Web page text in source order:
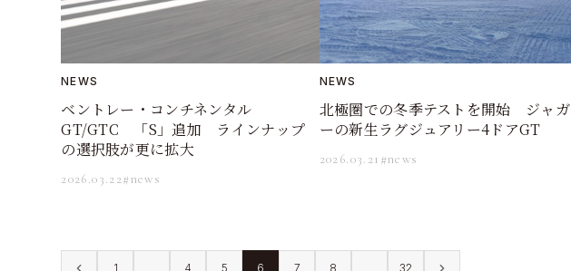
NEWS
ベントレー・コンチネンタル
GT/GTC 「S」追加 ラインナップ
の選択肢が更に拡大
2026.03.22#news
NEWS
北極圏での冬季テストを開始 ジャガ
ーの新生ラグジュアリー4ドアGT
2026.03.21 #news
1 4 5 6 7 8 32